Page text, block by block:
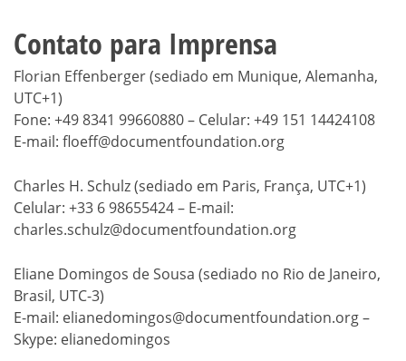
Contato para Imprensa
Florian Effenberger (sediado em Munique, Alemanha,
UTC+1)
Fone: +49 8341 99660880 – Celular: +49 151 14424108
E-mail: floeff@documentfoundation.org
Charles H. Schulz (sediado em Paris, França, UTC+1)
Celular: +33 6 98655424 – E-mail:
charles.schulz@documentfoundation.org
Eliane Domingos de Sousa (sediado no Rio de Janeiro,
Brasil, UTC-3)
E-mail: elianedomingos@documentfoundation.org –
Skype: elianedomingos